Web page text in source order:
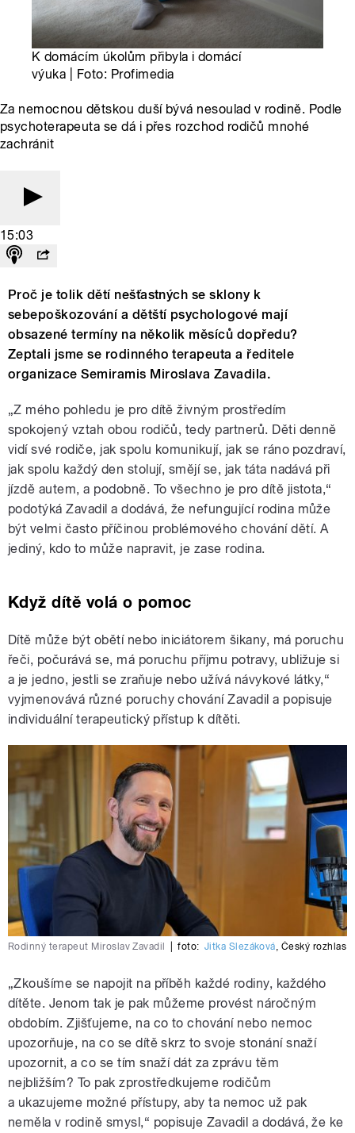
K domácím úkolům přibyla i domácí
výuka | Foto: Profimedia
Za nemocnou dětskou duší bývá nesoulad v rodině. Podle
psychoterapeuta se dá i přes rozchod rodičů mnohé
zachránit
15:03
Proč je tolik dětí nešťastných se sklony k
sebepoškozování a dětští psychologové mají
obsazené termíny na několik měsíců dopředu?
Zeptali jsme se rodinného terapeuta a ředitele
organizace Semiramis Miroslava Zavadila.
„Z mého pohledu je pro dítě živným prostředím
spokojený vztah obou rodičů, tedy partnerů. Děti denně
vidí své rodiče, jak spolu komunikují, jak se ráno pozdraví,
jak spolu každý den stolují, smějí se, jak táta nadává při
jízdě autem, a podobně. To všechno je pro dítě jistota,“
podotýká Zavadil a dodává, že nefungující rodina může
být velmi často příčinou problémového chování dětí. A
jediný, kdo to může napravit, je zase rodina.
Když dítě volá o pomoc
Dítě může být obětí nebo iniciátorem šikany, má poruchu
řeči, počurává se, má poruchu příjmu potravy, ubližuje si
a je jedno, jestli se zraňuje nebo užívá návykové látky,“
vyjmenovává různé poruchy chování Zavadil a popisuje
individuální terapeutický přístup k dítěti.
Rodinný terapeut Miroslav Zavadil foto: Jitka Slezáková, Český rozhlas
„Zkoušíme se napojit na příběh každé rodiny, každého
dítěte. Jenom tak je pak můžeme provést náročným
obdobím. Zjišťujeme, na co to chování nebo nemoc
upozorňuje, na co se dítě skrz to svoje stonání snaží
upozornit, a co se tím snaží dát za zprávu těm
nejbližším? To pak zprostředkujeme rodičům
a ukazujeme možné přístupy, aby ta nemoc už pak
neměla v rodině smysl,“ popisuje Zavadil a dodává, že ke